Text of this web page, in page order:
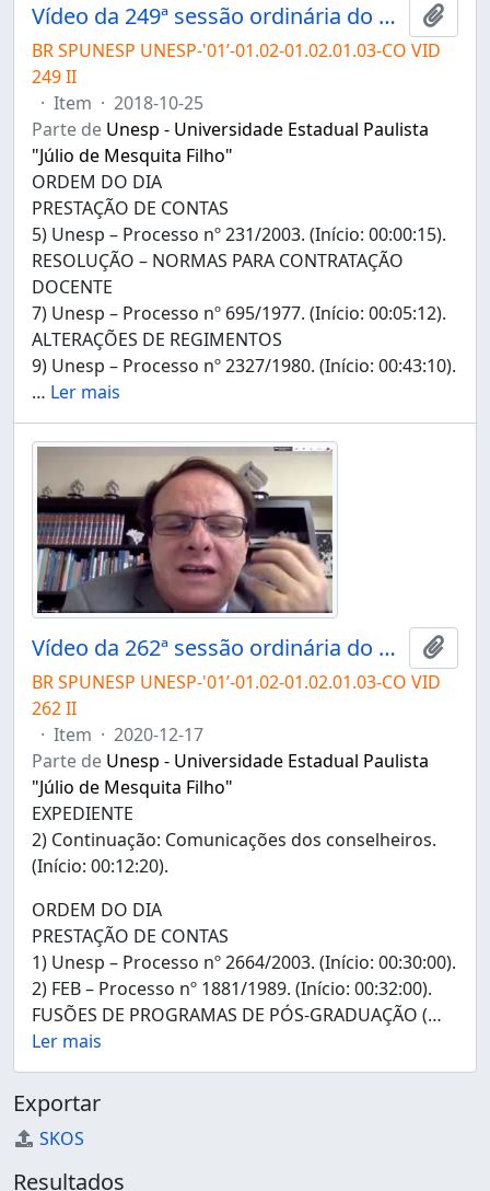
Vídeo da 249ª sessão ordinária do Conselho Universitário da Unesp de 25/10/2018 (II)
BR SPUNESP UNESP-'01’-01.02-01.02.01.03-CO VID
249 II
· Item · 2018-10-25
Parte de Unesp - Universidade Estadual Paulista
"Júlio de Mesquita Filho"
ORDEM DO DIA
PRESTAÇÃO DE CONTAS
5) Unesp – Processo nº 231/2003. (Início: 00:00:15).
RESOLUÇÃO – NORMAS PARA CONTRATAÇÃO
DOCENTE
7) Unesp – Processo nº 695/1977. (Início: 00:05:12).
ALTERAÇÕES DE REGIMENTOS
9) Unesp – Processo nº 2327/1980. (Início: 00:43:10).
… Ler mais
Vídeo da 262ª sessão ordinária do Conselho Universitário da Unesp de 17/12/2020 (II)
BR SPUNESP UNESP-'01’-01.02-01.02.01.03-CO VID
262 II
· Item · 2020-12-17
Parte de Unesp - Universidade Estadual Paulista
"Júlio de Mesquita Filho"
EXPEDIENTE
2) Continuação: Comunicações dos conselheiros.
(Início: 00:12:20).
ORDEM DO DIA
PRESTAÇÃO DE CONTAS
1) Unesp – Processo nº 2664/2003. (Início: 00:30:00).
2) FEB – Processo nº 1881/1989. (Início: 00:32:00).
FUSÕES DE PROGRAMAS DE PÓS-GRADUAÇÃO (…
Ler mais
Exportar
SKOS
Resultados